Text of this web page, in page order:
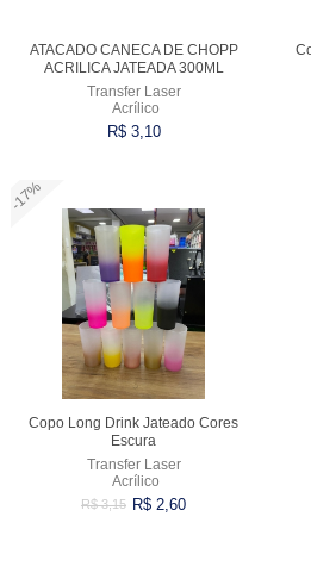
ATACADO CANECA DE CHOPP
ACRILICA JATEADA 300ML
Transfer Laser
Acrílico
R$ 3,10
-17%
Copo Long Drink Jateado Cores
Escura
Transfer Laser
Acrílico
R$ 3,15 R$ 2,60